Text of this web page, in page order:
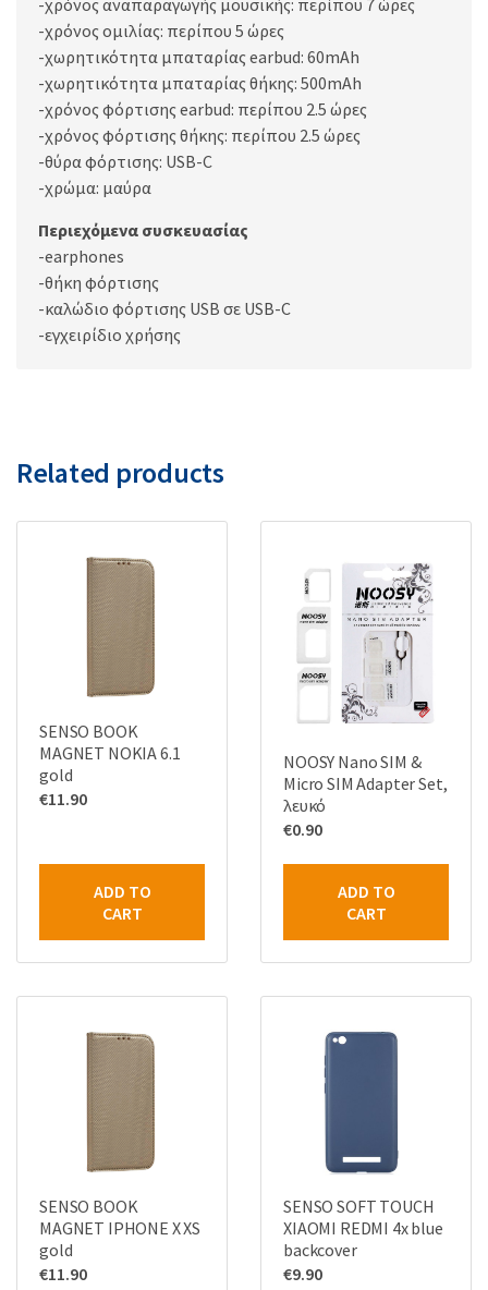
-χρόνος αναπαραγωγής μουσικής: περίπου 7 ώρες
-χρόνος ομιλίας: περίπου 5 ώρες
-χωρητικότητα μπαταρίας earbud: 60mAh
-χωρητικότητα μπαταρίας θήκης: 500mAh
-χρόνος φόρτισης earbud: περίπου 2.5 ώρες
-χρόνος φόρτισης θήκης: περίπου 2.5 ώρες
-θύρα φόρτισης: USB-C
-χρώμα: μαύρα
Περιεχόμενα συσκευασίας
-earphones
-θήκη φόρτισης
-καλώδιο φόρτισης USB σε USB-C
-εγχειρίδιο χρήσης
Related products
SENSO BOOK
MAGNET NOKIA 6.1
gold
€11.90
ADD TO
CART
NOOSY Nano SIM &
Micro SIM Adapter Set,
λευκό
€0.90
ADD TO
CART
SENSO BOOK
MAGNET IPHONE X XS
gold
€11.90
SENSO SOFT TOUCH
XIAOMI REDMI 4x blue
backcover
€9.90